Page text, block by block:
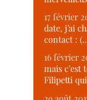
17 février
date, j’ai
contact :
16 février
mais c’est
Filipetti